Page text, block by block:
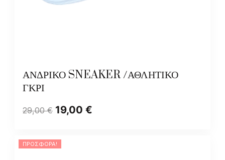
ΑΝΔΡΙΚΟ SNEAKER /ΑΘΛΗΤΙΚΟ
ΓΚΡΙ
29,00€ 19,00 €
ΠΡΟΣΦΟΡΆ!